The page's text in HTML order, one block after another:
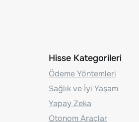
Hisse Kategorileri
Ödeme Yöntemleri
Sağlık ve İyi Yaşam
Yapay Zeka
Otonom Araçlar